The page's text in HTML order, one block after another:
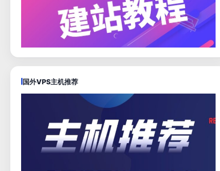
国外VPS主机推荐